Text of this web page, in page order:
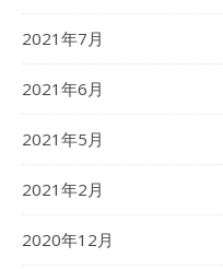
2021年7月
2021年6月
2021年5月
2021年2月
2020年12月